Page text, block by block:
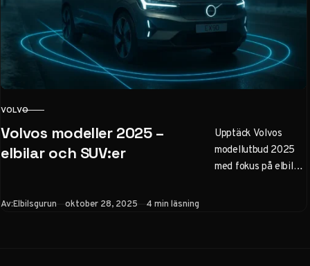
KATEGORI
VOLVO
Volvos modeller 2025 –
elbilar och SUV:er
Upptäck Volvos
modellutbud 2025
med fokus på elbilar
Av:Elbilsgurun Publicerad
oktober 28, 2025 4 min läsning